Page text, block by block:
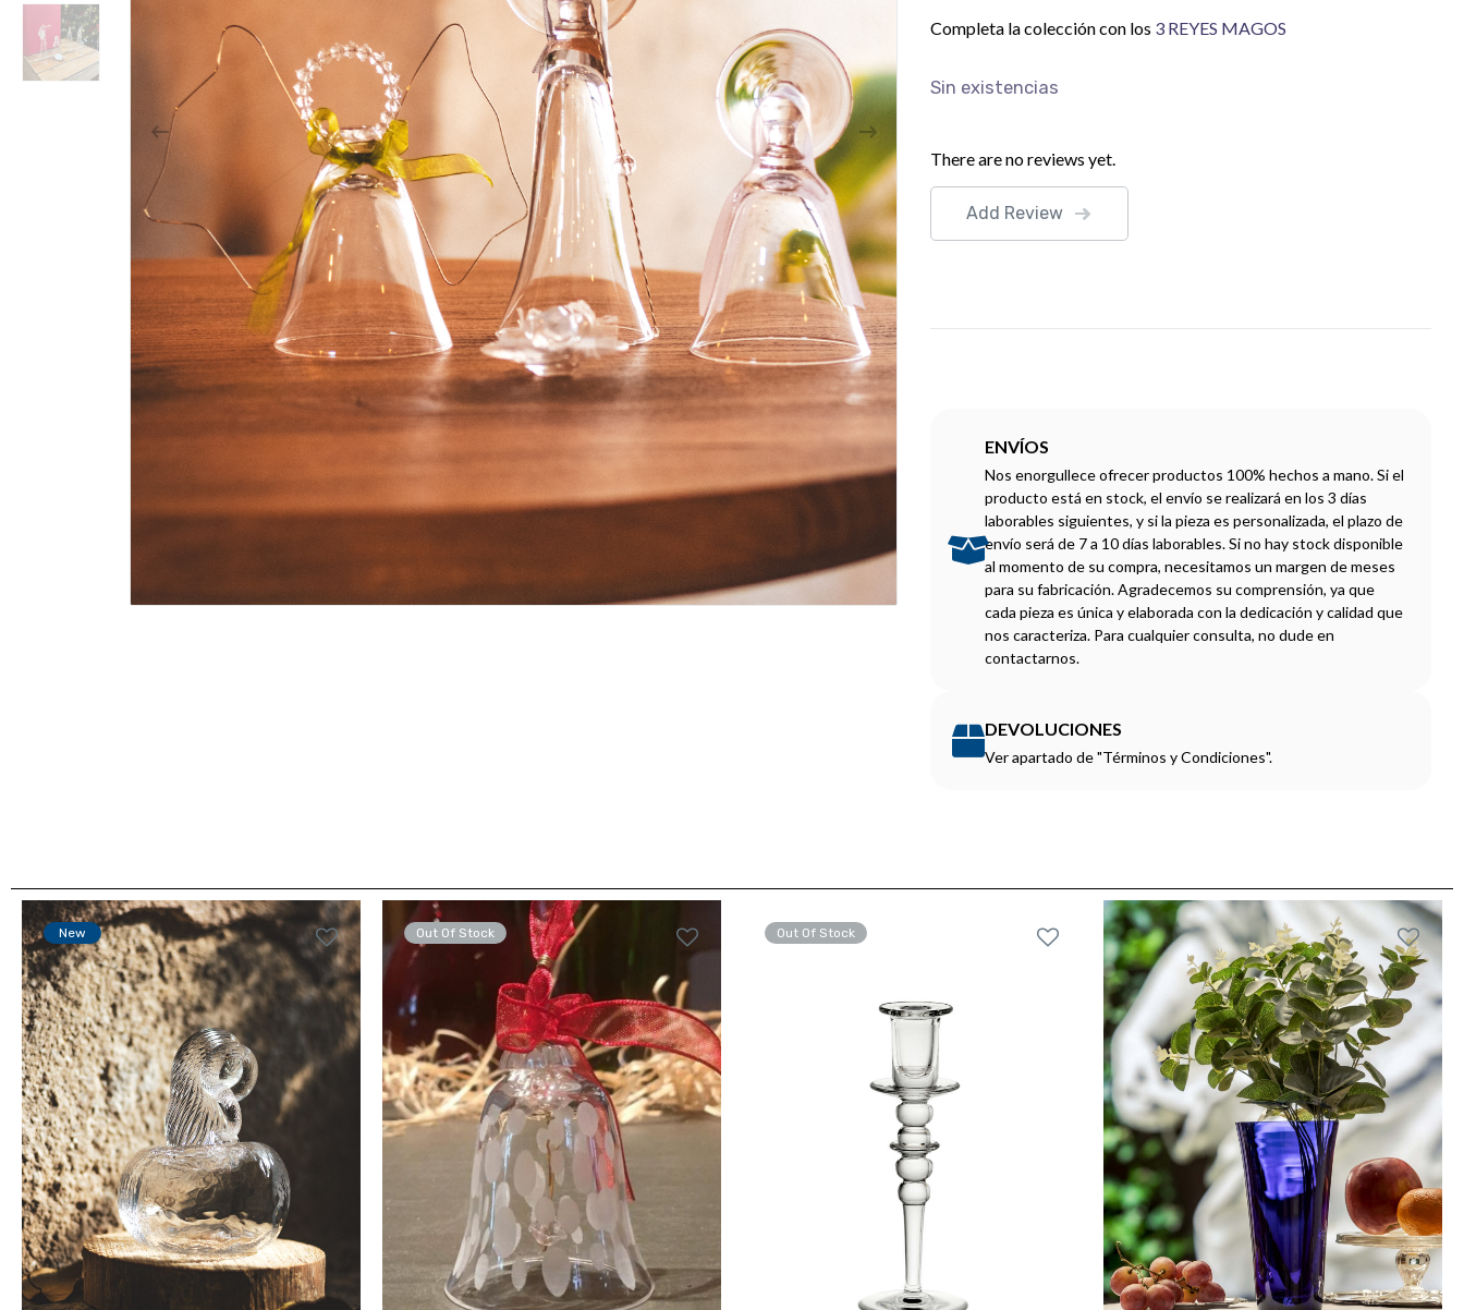
Completa la colección con los 3 REYES MAGOS
Sin existencias
There are no reviews yet.
Add Review
ENVÍOS
Nos enorgullece ofrecer productos 100% hechos a mano. Si el
producto está en stock, el envío se realizará en los 3 días
laborables siguientes, y si la pieza es personalizada, el plazo de
envío será de 7 a 10 días laborables. Si no hay stock disponible
al momento de su compra, necesitamos un margen de meses
para su fabricación. Agradecemos su comprensión, ya que
cada pieza es única y elaborada con la dedicación y calidad que
nos caracteriza. Para cualquier consulta, no dude en
contactarnos.
DEVOLUCIONES
Ver apartado de "Términos y Condiciones".
New Out Of Stock Out Of Stock